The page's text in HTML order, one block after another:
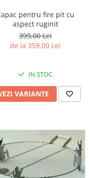
pentru fire pit cu
aspect ruginit
399,00 Lei
de la 359,00 Lei
IN STOC
VARIANTE